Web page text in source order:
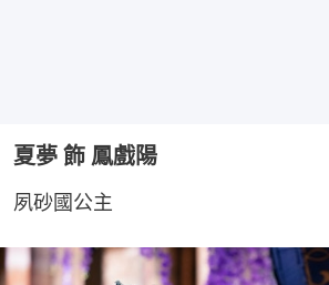
夏夢 飾 鳳戲陽
夙砂國公主